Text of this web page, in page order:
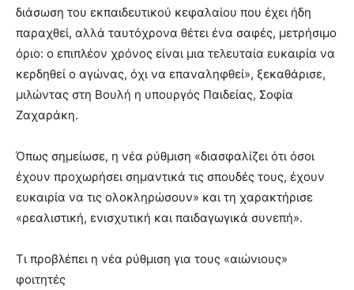
διάσωση του εκπαιδευτικού κεφαλαίου που έχει ήδη
παραχθεί, αλλά ταυτόχρονα θέτει ένα σαφές, μετρήσιμο
όριο: ο επιπλέον χρόνος είναι μια τελευταία ευκαιρία να
κερδηθεί ο αγώνας, όχι να επαναληφθεί», ξεκαθάρισε,
μιλώντας στη Βουλή η υπουργός Παιδείας, Σοφία
Ζαχαράκη.
Όπως σημείωσε, η νέα ρύθμιση «διασφαλίζει ότι όσοι
έχουν προχωρήσει σημαντικά τις σπουδές τους, έχουν
ευκαιρία να τις ολοκληρώσουν» και τη χαρακτήρισε
«ρεαλιστική, ενισχυτική και παιδαγωγικά συνεπή».
Τι προβλέπει η νέα ρύθμιση για τους «αιώνιους»
φοιτητές